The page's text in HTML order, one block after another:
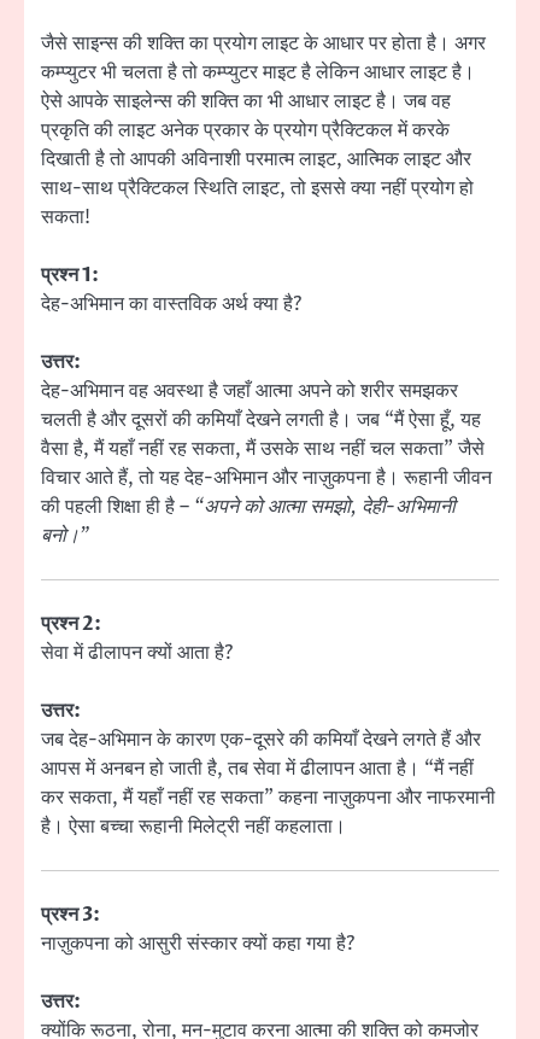
जैसे साइन्स की शक्ति का प्रयोग लाइट के आधार पर होता है। अगर
कम्प्युटर भी चलता है तो कम्प्युटर माइट है लेकिन आधार लाइट है।
ऐसे आपके साइलेन्स की शक्ति का भी आधार लाइट है। जब वह
प्रकृति की लाइट अनेक प्रकार के प्रयोग प्रैक्टिकल में करके
दिखाती है तो आपकी अविनाशी परमात्म लाइट, आत्मिक लाइट और
साथ-साथ प्रैक्टिकल स्थिति लाइट, तो इससे क्या नहीं प्रयोग हो
सकता!
प्रश्न 1:
देह-अभिमान का वास्तविक अर्थ क्या है?
उत्तर:
देह-अभिमान वह अवस्था है जहाँ आत्मा अपने को शरीर समझकर
चलती है और दूसरों की कमियाँ देखने लगती है। जब “मैं ऐसा हूँ, यह
वैसा है, मैं यहाँ नहीं रह सकता, मैं उसके साथ नहीं चल सकता” जैसे
विचार आते हैं, तो यह देह-अभिमान और नाज़ुकपना है। रूहानी जीवन
की पहली शिक्षा ही है – “अपने को आत्मा समझो, देही-अभिमानी
बनो।”
प्रश्न 2:
सेवा में ढीलापन क्यों आता है?
उत्तर:
जब देह-अभिमान के कारण एक-दूसरे की कमियाँ देखने लगते हैं और
आपस में अनबन हो जाती है, तब सेवा में ढीलापन आता है। “मैं नहीं
कर सकता, मैं यहाँ नहीं रह सकता” कहना नाज़ुकपना और नाफरमानी
है। ऐसा बच्चा रूहानी मिलेट्री नहीं कहलाता।
प्रश्न 3:
नाज़ुकपना को आसुरी संस्कार क्यों कहा गया है?
उत्तर:
क्योंकि रूठना, रोना, मन-मुटाव करना आत्मा की शक्ति को कमजोर